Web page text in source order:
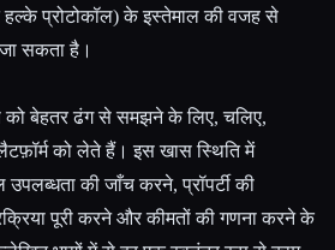
हल्के प्रोटोकॉल) के इस्तेमाल की वजह से
सकता है।
को बेहतर ढंग से समझने के लिए, चलिए,
को लेते हैं। इस खास स्थिति में
उपलब्धता की जाँच करने, प्रॉपर्टी की
पूरी करने और कीमतों की गणना करने के